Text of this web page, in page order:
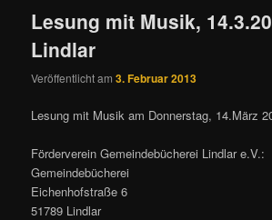
Lesung mit Musik,
Lindlar
Veröffentlicht am3. Februar 2013
Lesung mit Musik am Donnerstag, 14.März
Förderverein Gemeindebücherei Lindlar e.V.:
Gemeindebücherei
Eichenhofstraße 6
51789 Lindlar